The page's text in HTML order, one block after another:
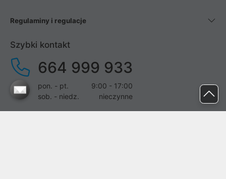
Regulaminy i regulacje
Szybki kontakt
664 999 933
pon. - pt.
9:00 - 17:00
sob. - niedz.
nieczynne